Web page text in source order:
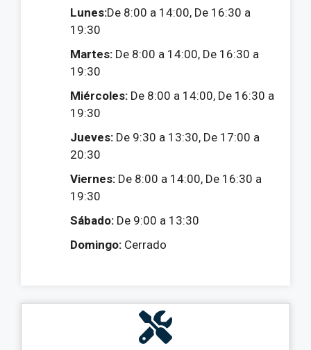
Lunes:De 8:00 a 14:00, De 16:30 a
19:30
Martes: De 8:00 a 14:00, De 16:30 a
19:30
Miércoles: De 8:00 a 14:00, De 16:30 a
19:30
Jueves: De 9:30 a 13:30, De 17:00 a
20:30
Viernes: De 8:00 a 14:00, De 16:30 a
19:30
Sábado: De 9:00 a 13:30
Domingo: Cerrado